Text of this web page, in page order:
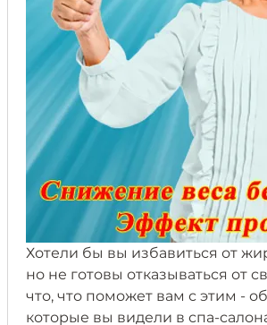
Хотели бы вы избавиться от
но не готовы отказываться
что, что поможет вам с этим -
которые вы видели в спа-